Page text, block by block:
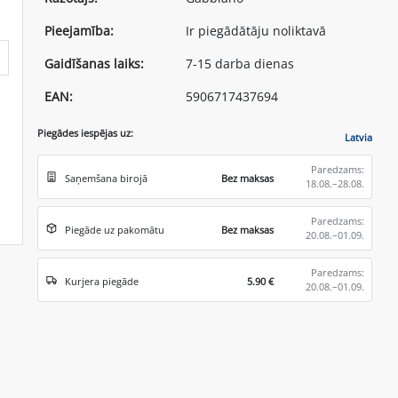
Pieejamība:
Ir piegādātāju noliktavā
Gaidīšanas laiks:
7-15 darba dienas
EAN:
5906717437694
Piegādes iespējas uz: Latvia
Saņemšana birojā Bez maksas
Paredzams:
18.08.–28.08.
Piegāde uz pakomātu Bez maksas
Paredzams:
20.08.–01.09.
Kurjera piegāde 5.90 €
Paredzams:
20.08.–01.09.